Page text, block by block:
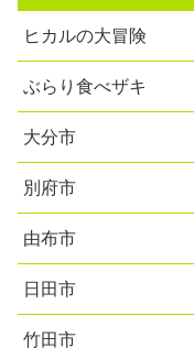
ヒカルの大冒険
ぶらり食べザキ
大分市
別府市
由布市
日田市
竹田市